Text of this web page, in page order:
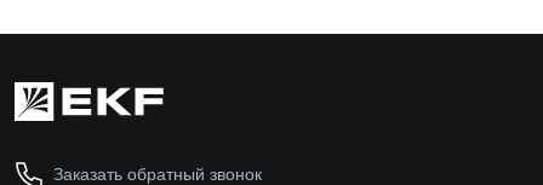
Заказать обратный звонок